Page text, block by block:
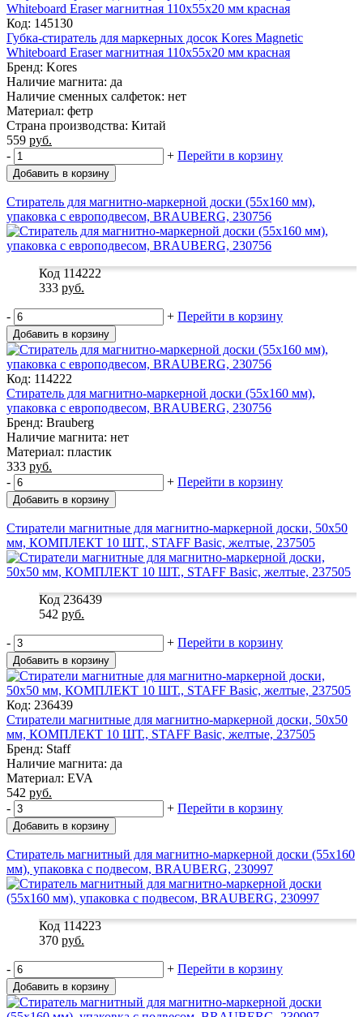
Код: 145130
Губка-стиратель для маркерных досок Kores Magnetic
Whiteboard Eraser магнитная 110x55x20 мм красная
Бренд: Kores
Наличие магнита: да
Наличие сменных салфеток: нет
Материал: фетр
Страна производства: Китай
559 руб.
-
+ Перейти в корзину
Добавить в корзину
Стиратель для магнитно-маркерной доски (55х160 мм),
упаковка с европодвесом, BRAUBERG, 230756
Код 114222
333 руб.
- + Перейти в корзину
Добавить в корзину
Код: 114222
Стиратель для магнитно-маркерной доски (55х160 мм),
упаковка с европодвесом, BRAUBERG, 230756
Бренд: Brauberg
Наличие магнита: нет
Материал: пластик
333 руб.
-
+ Перейти в корзину
Добавить в корзину
Стиратели магнитные для магнитно-маркерной доски, 50х50
мм, КОМПЛЕКТ 10 ШТ., STAFF Basic, желтые, 237505
Код 236439
542 руб.
- + Перейти в корзину
Добавить в корзину
Код: 236439
Стиратели магнитные для магнитно-маркерной доски, 50х50
мм, КОМПЛЕКТ 10 ШТ., STAFF Basic, желтые, 237505
Бренд: Staff
Наличие магнита: да
Материал: EVA
542 руб.
-
+ Перейти в корзину
Добавить в корзину
Стиратель магнитный для магнитно-маркерной доски (55х160
мм), упаковка с подвесом, BRAUBERG, 230997
Код 114223
370 руб.
- + Перейти в корзину
Добавить в корзину